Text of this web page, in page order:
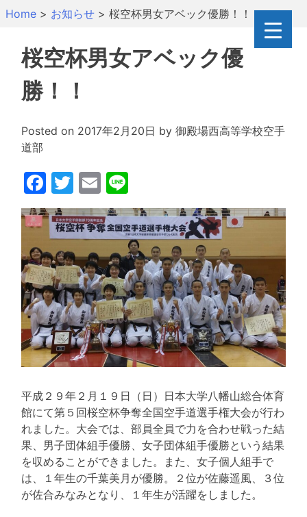
SkipHome > お知らせ > 桜空杯男女アベック優勝！！
桜空杯男女アベック優
勝！！
Posted on 2017年2月20日 by 御殿場西高等学校空手
道部
Facebook
Twitter
Email
平成２９年２月１９日（日）日本大学八幡山総合体育
館にて第５回桜空杯争奪全国空手道選手権大会が行わ
れました。大会では、部員全員で力を合わせ戦った結
果、男子団体組手優勝、女子団体組手優勝という結果
を収めることができました。また、女子個人組手で
は、１年生の千葉美月が優勝。２位が佐藤遥風、３位
が佐合みなみとなり、１年生が活躍をしました。